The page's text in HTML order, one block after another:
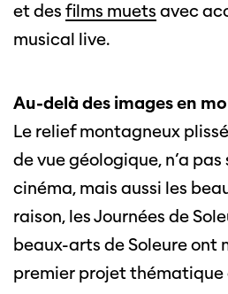
et des films muets avec
musical live.
Au-delà des images en
Le relief montagneux
de vue géologique, n’a
cinéma, mais aussi les
raison, les Journées de
beaux-arts de Soleure ont
premier projet thématique